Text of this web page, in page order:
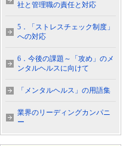
社と管理職の責任と対応
5．「ストレスチェック制度」
への対応
6．今後の課題～「攻め」のメ
ンタルヘルスに向けて
「メンタルヘルス」の用語集
業界のリーディングカンパニ
ー